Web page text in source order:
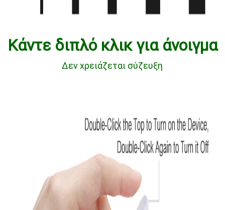
Κάντε διπλό κλικ για άνοιγμα
Δεν χρειάζεται σύζευξη